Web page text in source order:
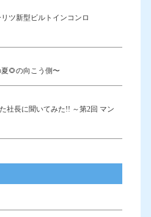
ツ新型ビルトインコンロ
🌻の向こう側〜
社長に聞いてみた!! ～第2回 マン